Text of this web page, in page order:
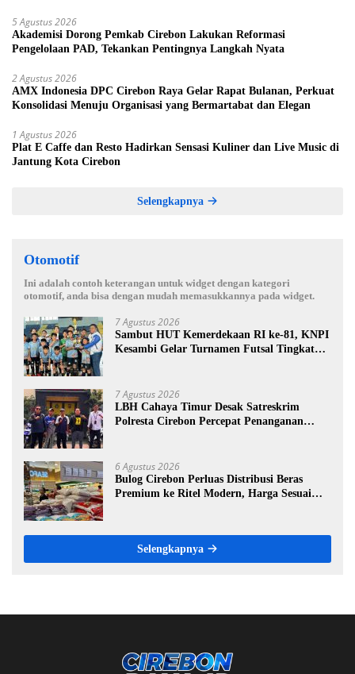
5 Agustus 2026
Akademisi Dorong Pemkab Cirebon Lakukan Reformasi
Pengelolaan PAD, Tekankan Pentingnya Langkah Nyata
2 Agustus 2026
AMX Indonesia DPC Cirebon Raya Gelar Rapat Bulanan, Perkuat
Konsolidasi Menuju Organisasi yang Bermartabat dan Elegan
1 Agustus 2026
Plat E Caffe dan Resto Hadirkan Sensasi Kuliner dan Live Music di
Jantung Kota Cirebon
Selengkapnya
Otomotif
Ini adalah contoh keterangan untuk widget dengan kategori
otomotif, anda bisa dengan mudah memasukkannya pada widget.
7 Agustus 2026
Sambut HUT Kemerdekaan RI ke-81, KNPI
Kesambi Gelar Turnamen Futsal Tingkat
7 Agustus 2026
LBH Cahaya Timur Desak Satreskrim
Polresta Cirebon Percepat Penanganan
6 Agustus 2026
Bulog Cirebon Perluas Distribusi Beras
Premium ke Ritel Modern, Harga Sesuai
Selengkapnya